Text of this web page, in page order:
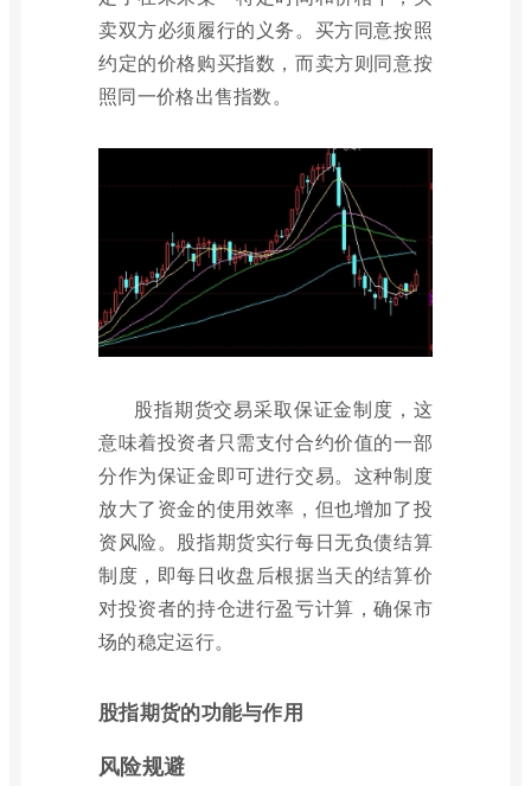
卖双方必须履行的义务。买方同意按照
约定的价格购买指数，而卖方则同意按
照同一价格出售指数。
股指期货交易采取保证金制度，这
意味着投资者只需支付合约价值的一部
分作为保证金即可进行交易。这种制度
放大了资金的使用效率，但也增加了投
资风险。股指期货实行每日无负债结算
制度，即每日收盘后根据当天的结算价
对投资者的持仓进行盈亏计算，确保市
场的稳定运行。
股指期货的功能与作用
风险规避